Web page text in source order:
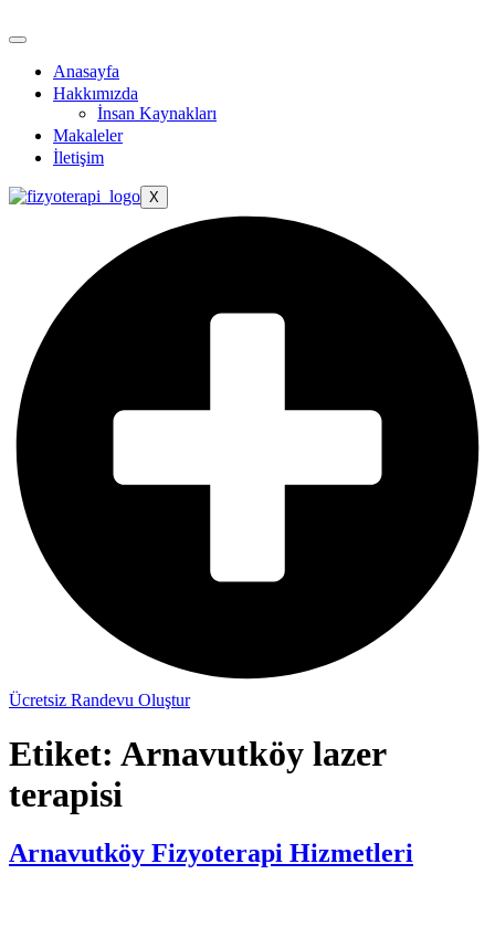
Anasayfa
Hakkımızda
İnsan Kaynakları
Makaleler
İletişim
X
Ücretsiz Randevu Oluştur
Etiket: Arnavutköy lazer
terapisi
Arnavutköy Fizyoterapi Hizmetleri